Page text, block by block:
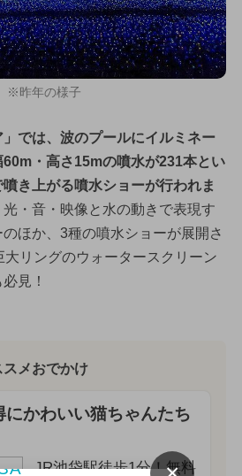
※昨年の様子
」では、波のプールにイルミネー
・高さ15mの噴水が231本とい
き上がる噴水ショーが行われま
・音・映像と水の動きで表現す
ほか、3種の噴水ショーが展開さ
リングのウォータースクリーン
見！
メおでかけ
にかわいい猫ちゃんたち
JR池袋駅徒歩1分！無料